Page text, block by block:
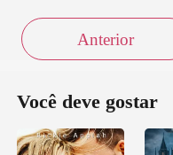
Anterior
Você deve gostar